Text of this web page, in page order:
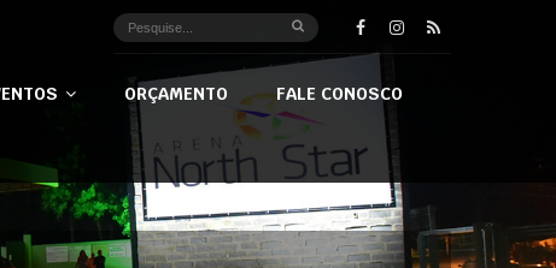
ORÇAMENTO FALE CONOSCO